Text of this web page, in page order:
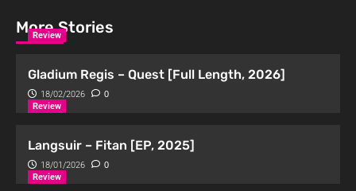
More Stories
Review
Gladium Regis – Quest [Full Length, 2026]
18/02/2026 0
Review
Langsuir – Fitan [EP, 2025]
18/01/2026 0
Review